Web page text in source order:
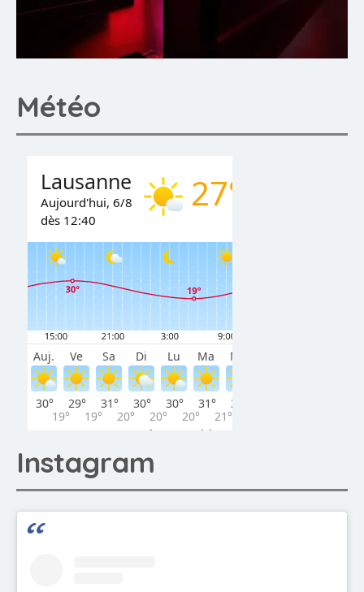
Météo
Instagram